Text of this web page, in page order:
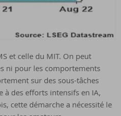
et celle du MIT. On peut
ni pour les comportements
sur des sous-tâches
à des efforts intensifs en IA,
cette démarche a nécessité le